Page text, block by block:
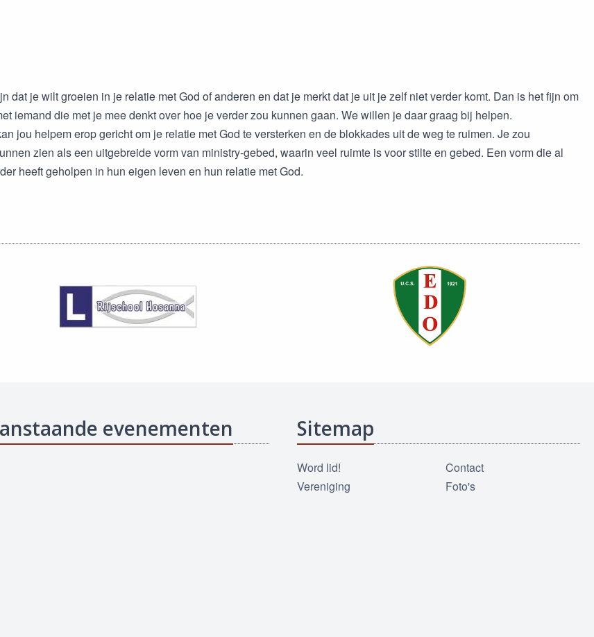
dat je wilt groeien in je relatie met God of anderen en dat je merkt dat je uit je zelf niet verder komt. Dan is het fijn om
iemand die met je mee denkt over hoe je verder zou kunnen gaan. We willen je daar graag bij helpen.
jou helpem erop gericht om je relatie met God te versterken en de blokkades uit de weg te ruimen. Je zou
zien als een uitgebreide vorm van ministry-gebed, waarin veel ruimte is voor stilte en gebed. Een vorm die al
heeft geholpen in hun eigen leven en hun relatie met God.
evenementen Sitemap
Word lid!
Vereniging
Contact
Foto's